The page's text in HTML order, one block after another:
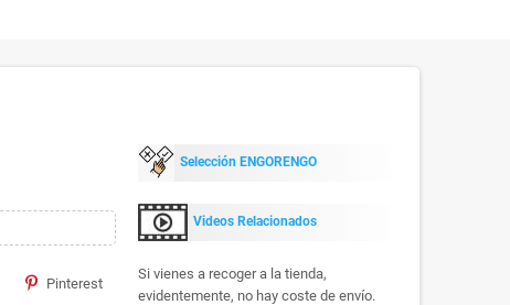
Pinterest
Selección ENGORENGO
Videos Relacionados
Si vienes a recoger a la tienda,
evidentemente, no hay coste de envío.